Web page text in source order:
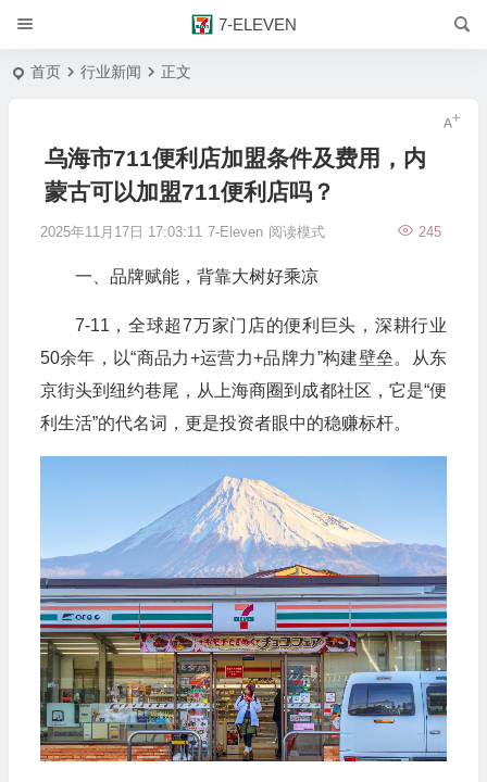
7-ELEVEN
首页 行业新闻 正文
乌海市711便利店加盟条件及费用，内
蒙古可以加盟711便利店吗？
2025年11月17日 17:03:11 7-Eleven 245
阅读模式
一、品牌赋能，背靠大树好乘凉
7-11，全球超7万家门店的便利巨头，深耕行业
50余年，以“商品力+运营力+品牌力”构建壁垒。从东
京街头到纽约巷尾，从上海商圈到成都社区，它是“便
利生活”的代名词，更是投资者眼中的稳赚标杆。